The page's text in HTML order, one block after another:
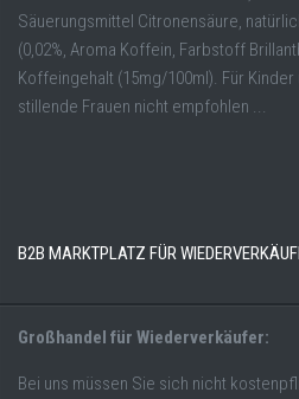
Säuerungsmittel Citronensäure,
(0,02%, Aroma Koffein, Farbstoff
Koffeingehalt (15mg/100ml). Für
stillende Frauen nicht empfohlen ...
B2B MARKTPLATZ FÜR
Großhandel für Wiederverkäufer:
Bei uns müssen Sie sich nicht